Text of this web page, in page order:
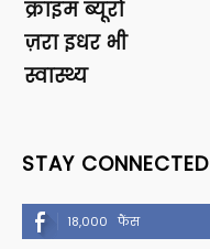
क्राइम ब्यूरो
ज़रा इधर भी
स्वास्थ्य
STAY CONNECTED
18,000 फैंस